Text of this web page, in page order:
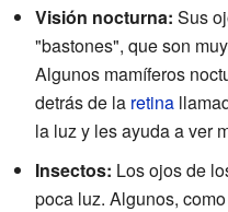
Visión nocturna: Sus
"bastones", que son
Algunos mamíferos
detrás de la retina
la luz y les ayuda a ver
Insectos: Los ojos de
poca luz. Algunos,